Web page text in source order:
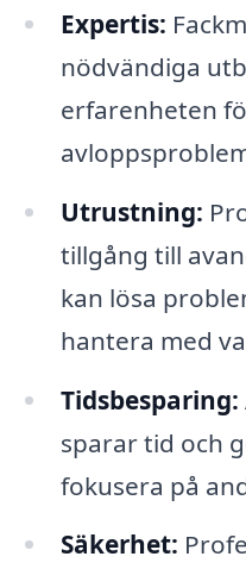
Expertis:
nödvändiga
erfarenheten
Utrustning:
tillgång till
kan lösa
hantera med
Tidsbesparing:
sparar tid och
fokusera på
Säkerhet: